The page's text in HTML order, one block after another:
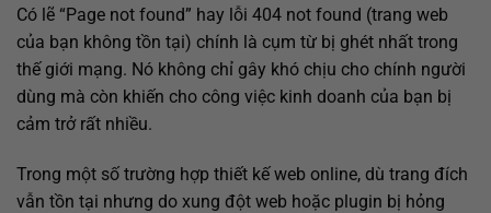
Có lẽ “Page not found” hay lỗi 404 not found (trang web
của bạn không tồn tại) chính là cụm từ bị ghét nhất trong
thế giới mạng. Nó không chỉ gây khó chịu cho chính người
dùng mà còn khiến cho công việc kinh doanh của bạn bị
cảm trở rất nhiều.
Trong một số trường hợp thiết kế web online, dù trang đích
vẫn tồn tại nhưng do xung đột web hoặc plugin bị hỏng